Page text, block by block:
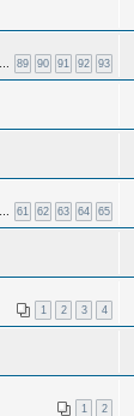
89 90 91 92 93
61 62 63 64 65
1 2 3 4
1 2